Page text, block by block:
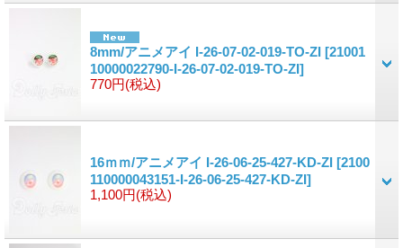
8mm/アニメアイ I-26-07-02-019-TO-ZI [21001
10000022790-I-26-07-02-019-TO-ZI]
770円(税込)
16ｍｍ/アニメアイ I-26-06-25-427-KD-ZI [2100
110000043151-I-26-06-25-427-KD-ZI]
1,100円(税込)